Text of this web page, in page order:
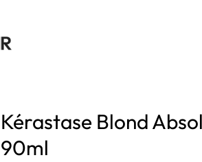
Kérastase Blond
90ml
Seja o primeiro a avaliar “Kérastase